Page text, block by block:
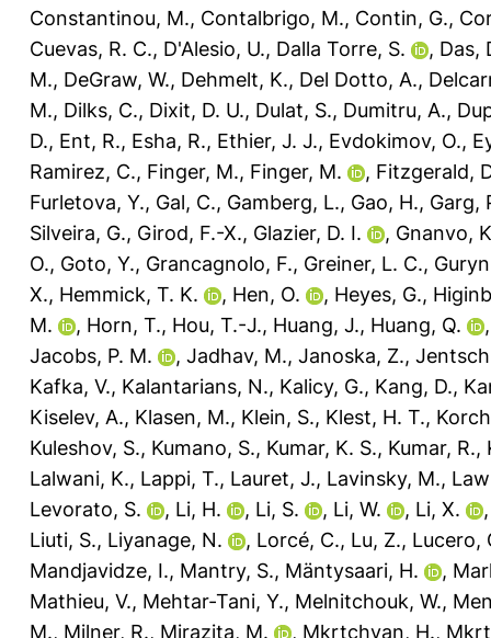
Constantinou, M., Contalbrigo, M., Contin, G.,
Cuevas, R. C., D'Alesio, U., Dalla Torre, S. , Das,
M., DeGraw, W., Dehmelt, K., Del Dotto, A.,
M., Dilks, C., Dixit, D. U., Dulat, S., Dumitru, A.,
D., Ent, R., Esha, R., Ethier, J. J., Evdokimov, O.,
Ramirez, C., Finger, M., Finger, M. , Fitzgerald,
Furletova, Y., Gal, C., Gamberg, L., Gao, H., Garg,
Silveira, G., Girod, F.-X., Glazier, D. I. , Gnanvo,
O., Goto, Y., Grancagnolo, F., Greiner, L. C.,
X., Hemmick, T. K. , Hen, O. , Heyes, G.,
M.
, Horn, T., Hou, T.-J., Huang, J., Huang, Q.
Jacobs, P. M.
, Jadhav, M., Janoska, Z.,
Kafka, V., Kalantarians, N., Kalicy, G., Kang, D.,
Kiselev, A., Klasen, M., Klein, S., Klest, H. T.,
Kuleshov, S., Kumano, S., Kumar, K. S., Kumar, R.,
Lalwani, K., Lappi, T., Lauret, J., Lavinsky, M.,
Levorato, S.
, Li, H. , Li, S. , Li, W. , Li, X.
Liuti, S., Liyanage, N. , Lorcé, C., Lu, Z., Lucero,
Mandjavidze, I., Mantry, S., Mäntysaari, H. ,
Mathieu, V., Mehtar-Tani, Y., Melnitchouk, W.,
M., Milner, R., Mirazita, M. , Mkrtchyan, H.,